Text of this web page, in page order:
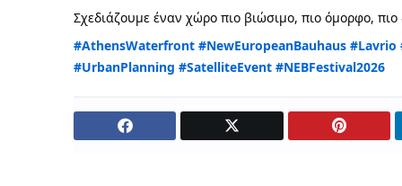
Σχεδιάζουμε έναν χώρο πιο βιώσιμο, πιο όμορφο, πιο
#AthensWaterfront #NewEuropeanBauhaus #Lavrio
#UrbanPlanning #SatelliteEvent #NEBFestival2026